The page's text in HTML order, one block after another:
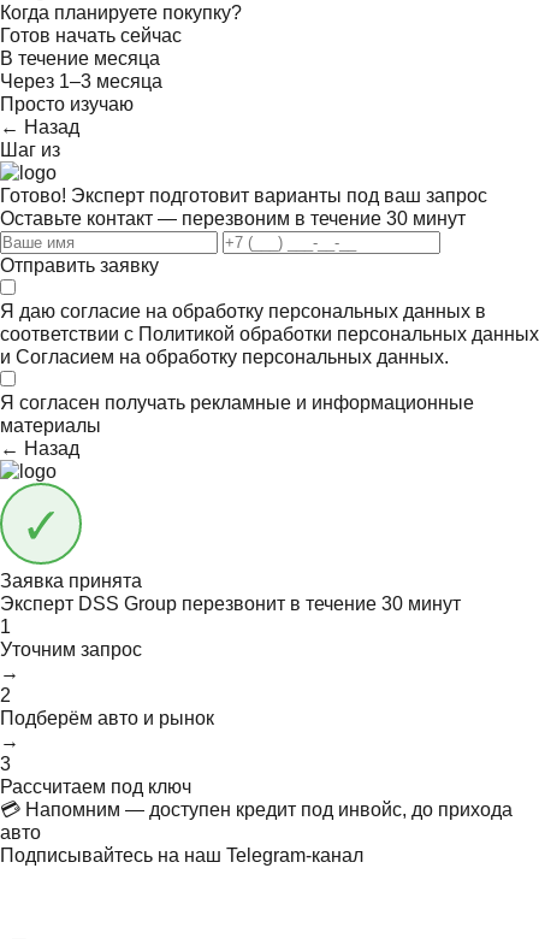
Когда планируете покупку?
Готов начать сейчас
В течение месяца
Через 1–3 месяца
Просто изучаю
← Назад
Шаг из
Готово! Эксперт подготовит варианты под ваш запрос
Оставьте контакт — перезвоним в течение 30 минут
Отправить заявку
Я даю согласие на обработку персональных данных в
соответствии с Политикой обработки персональных данных
и Согласием на обработку персональных данных.
Я согласен получать рекламные и информационные
материалы
← Назад
Заявка принята
Эксперт DSS Group перезвонит в течение 30 минут
1
Уточним запрос
→
2
Подберём авто и рынок
→
3
Рассчитаем под ключ
💳 Напомним — доступен кредит под инвойс, до прихода
авто
Подписывайтесь на наш Telegram-канал